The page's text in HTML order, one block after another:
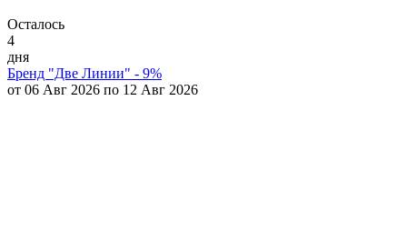
Осталось
4
дня
Бренд "Две Линии" - 9%
от 06 Авг 2026 по 12 Авг 2026